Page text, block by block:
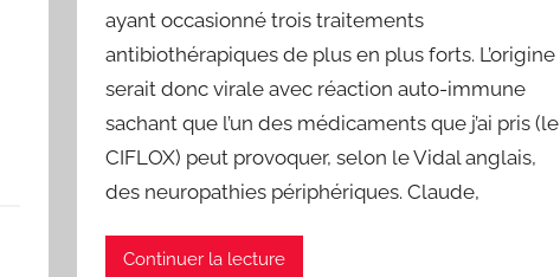
r
ayant occasionné trois traitements
antibiothérapiques de plus en plus forts. L’origine
serait donc virale avec réaction auto-immune
sachant que l’un des médicaments que j’ai pris (le
CIFLOX) peut provoquer, selon le Vidal anglais,
des neuropathies périphériques. Claude,
Continuer la lecture